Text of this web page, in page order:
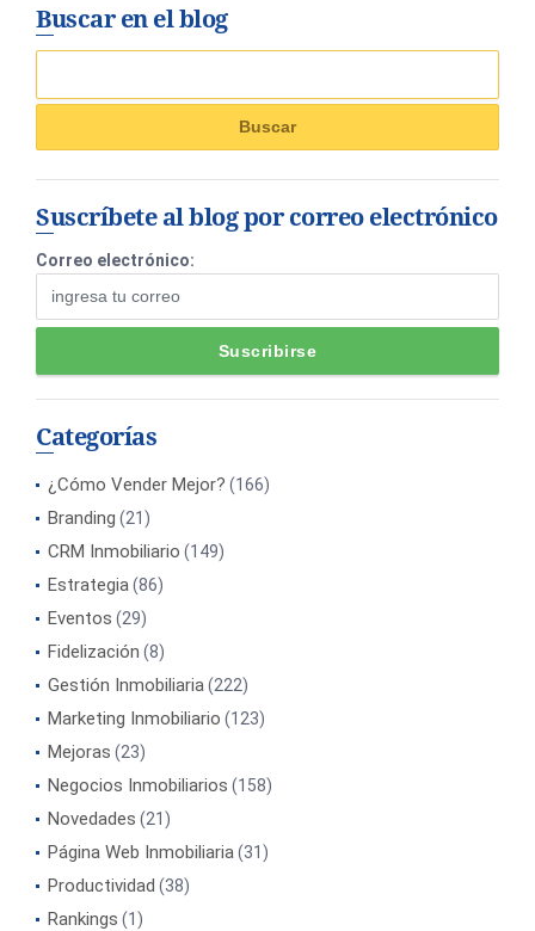
Buscar en el blog
Suscríbete al blog por correo electrónico
Correo electrónico:
Categorías
¿Cómo Vender Mejor? (166)
Branding (21)
CRM Inmobiliario (149)
Estrategia(86)
Eventos (29)
Fidelización (8)
Gestión Inmobiliaria(222)
Marketing Inmobiliario (123)
Mejoras (23)
Negocios Inmobiliarios (158)
Novedades (21)
Página Web Inmobiliaria(31)
Productividad (38)
Rankings (1)